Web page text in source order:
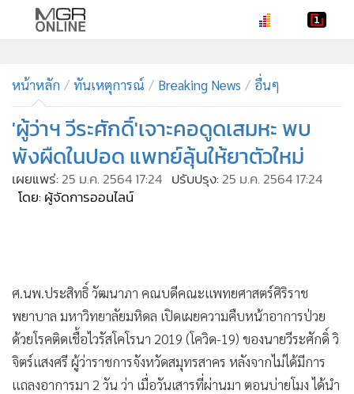
• ทันเหตุการณ์
• ภาคใต้
• ภูมิภาค
• Online Section
• บันเทิง
ผู้จัดการรายวัน
•
ผู้จัดกวน
• Good health & Well-being
• Green Innovation & SD
หน้าหลัก ทันเหตุการณ์ Breaking News อื่นๆ
'ผู้ว่าฯ วีระศักดิ์'เจาะคอดูดเสมหะ พบ
พังผืดในปอด แพทย์ลุ้นให้ยาตัวใหม่
เผยแพร่: 25 ม.ค. 2564 17:24 ปรับปรุง: 25 ม.ค. 2564 17:24
โดย: ผู้จัดการออนไลน์
ศ.นพ.ประสิทธิ์ วัฒนาภา คณบดีคณะแพทยศาสตร์ศิริราช
พยาบาล มหาวิทยาลัยมหิดล เปิดเผยความคืบหน้าอาการป่วย
ด้วยโรคติดเชื้อไวรัสโคโรนา 2019 (โควิด-19) ของนายวีระศักดิ์ วิ
จิตร์แสงศรี ผู้ว่าราชการจังหวัดสมุทรสาคร หลังจากไม่ได้มีการ
แถลงอาการมา 2 วัน ว่า เมื่อวันเสารที่ผ่านมา ตอนบ่ายโมง ได้นำ